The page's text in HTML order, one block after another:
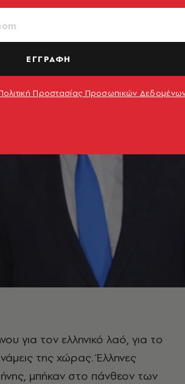
για τον ελληνικό λαό, για το
της χώρας. Έλληνες
μπήκαν στο πάνθεον των
ΕΓΓΡΑΦΗ
Προστασίας Προσωπικών